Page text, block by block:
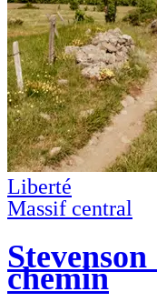
Liberté
Massif central
chemin